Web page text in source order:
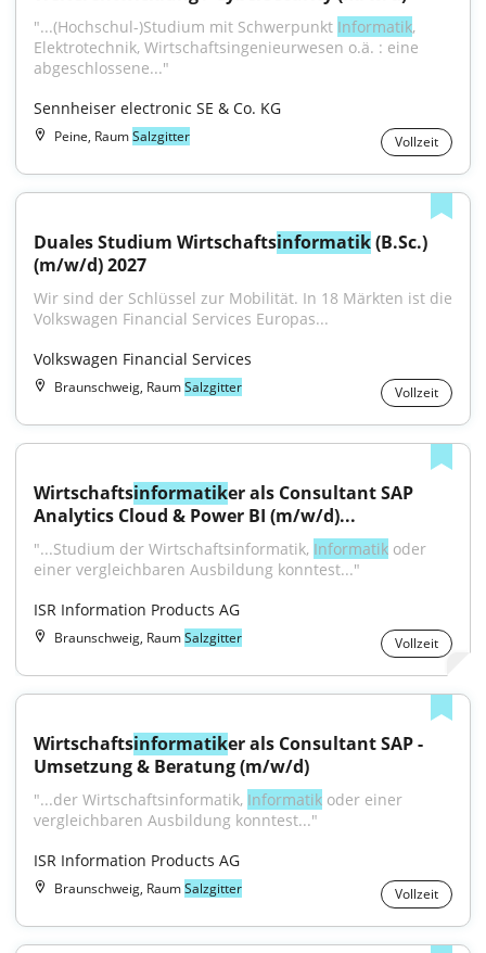
"...(Hochschul-)Studium mit Schwerpunkt Informatik,
Elektrotechnik, Wirtschaftsingenieurwesen o.ä. : eine
abgeschlossene..."
Sennheiser electronic SE & Co. KG
Peine, RaumSalzgitter Vollzeit
Duales Studium Wirtschaftsinformatik (B.Sc.)
(m/w/d) 2027
Wir sind der Schlüssel zur Mobilität. In 18 Märkten ist die
Volkswagen Financial Services Europas...
Volkswagen Financial Services
Braunschweig, RaumSalzgitter Vollzeit
Wirtschaftsinformatiker als Consultant SAP
Analytics Cloud & Power BI (m/w/d)...
"...Studium der Wirtschaftsinformatik, Informatik oder
einer vergleichbaren Ausbildung konntest..."
ISR Information Products AG
Braunschweig, RaumSalzgitter Vollzeit
Wirtschaftsinformatiker als Consultant SAP -
Umsetzung & Beratung (m/w/d)
"...der Wirtschaftsinformatik, Informatik oder einer
vergleichbaren Ausbildung konntest..."
ISR Information Products AG
Braunschweig, RaumSalzgitter Vollzeit